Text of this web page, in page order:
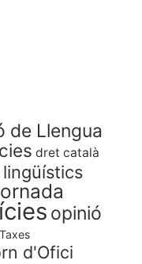
de Llengua
dret català
opinió
Taxes
d'Ofici